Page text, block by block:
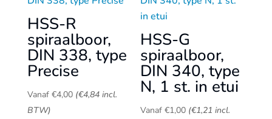
HSS-R
spiraalboor,
DIN 338, type
Precise
Vanaf €4,00 (€4,84incl.
BTW)
HSS-G
spiraalboor,
DIN 340, type
N, 1 st. in etui
Vanaf €1,00 (€1,21 incl.